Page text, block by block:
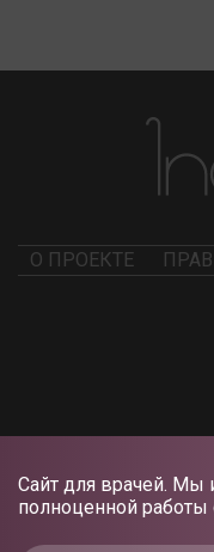
Сайт для врачей. Мы
полноценной работы
О ПРОЕКТЕ